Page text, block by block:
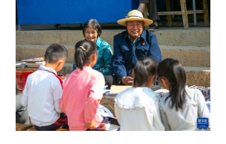
量子 体育
文化 书画 健康 军事
访谈 视频 图片 政务
法律 中央文件 金融 汽车
食品 人居 信息化 数字经济
学术中国 乡村振兴 银龄 溯源中国
城市 旅游 能源 会展